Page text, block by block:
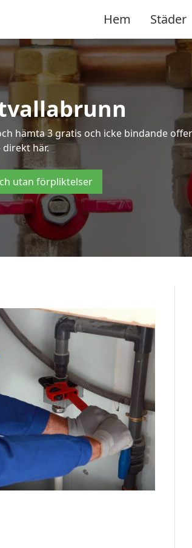
Hem Städer
hämta 3 gratis och icke bindande
direkt här.
utan förpliktelser